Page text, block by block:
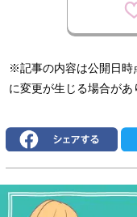
※記事の内容は公開日時
に変更が生じる場合があ